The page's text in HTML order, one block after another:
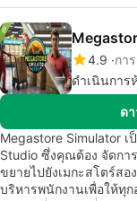
4.9 กา
ดำเนินกา
ด
Megastore Simulator เ
Studio ซึ่งคุณต้อง จัดกา
ขยายไปยังเมกะสโตร์ส
บริหารพนักงานเพื่อให้ทุ